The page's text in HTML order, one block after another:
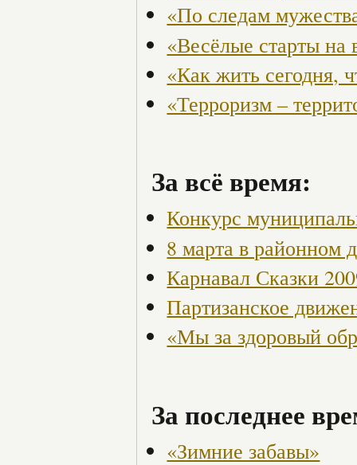
«По следам
«Весёлые старты на
«Как жить сегодня,
«Терроризм –
За всё время:
Конкурс
8 марта в районном
Карнавал Сказки
Партизанское
«Мы за здоровый
За последнее
«Зимние забавы»